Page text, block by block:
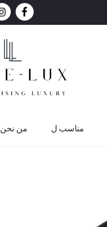
مناسب ل من نحن